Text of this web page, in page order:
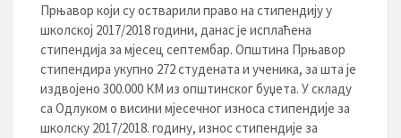
Прњавор који су остварили право на стипендију у
школској 2017/2018 години, данас je исплаћена
стипендија за мјесец септембар. Општина Прњавор
стипендира укупно 272 студенaта и ученика, за шта је
издвојено 300.000 КМ из општинског буџета. У складу
са Одлуком о висини мјесечног износа стипендије за
школску 2017/2018. годину, износ стипендије за